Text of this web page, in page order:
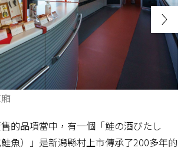
的品項當中，有一個「鮭の酒びたし
鮭魚）」是新潟縣村上市傳承了200多年的